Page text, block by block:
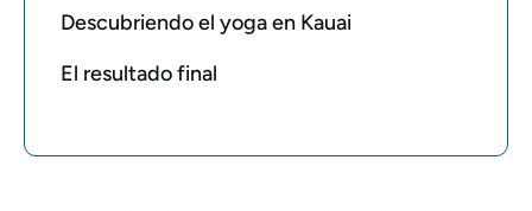
Descubriendo el yoga en Kauai
El resultado final